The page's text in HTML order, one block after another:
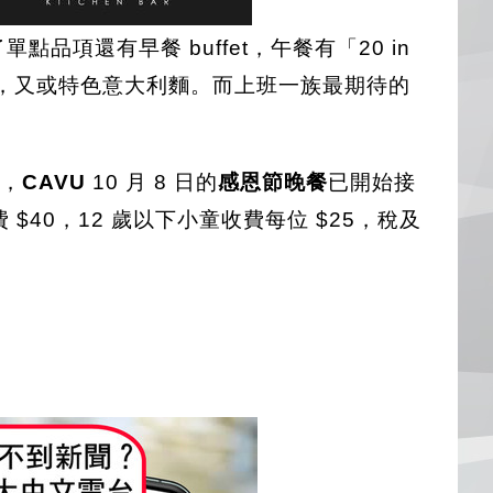
點品項還有早餐 buffet，午餐有「20 in
或特色意大利麵。而上班一族最期待的
CAVU 10 月 8 日的感恩節晚餐已開始接
$40，12 歲以下小童收費每位 $25，稅及